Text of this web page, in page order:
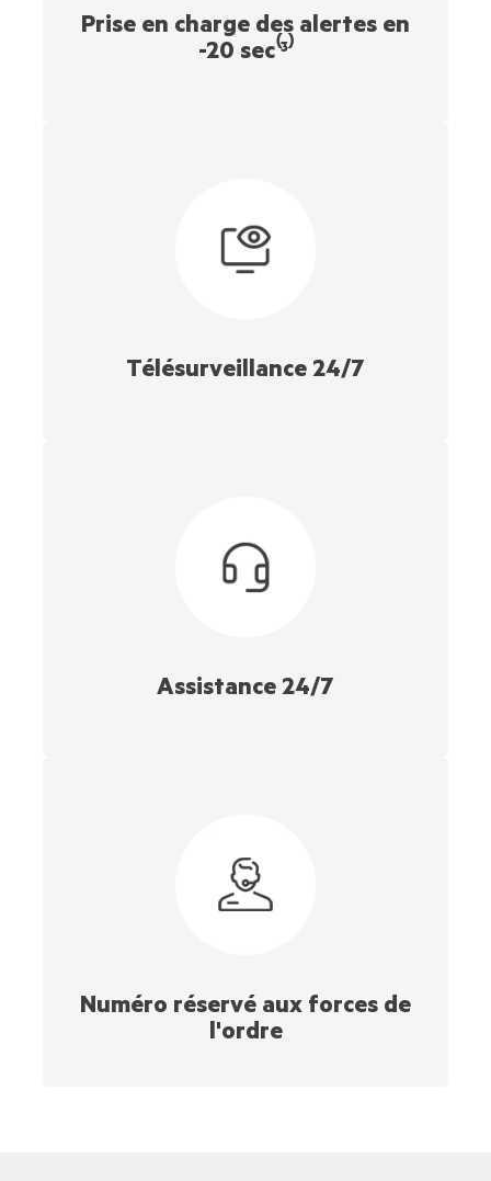
Prise en charge des alertes en
-20 sec⁽³⁾
Télésurveillance 24/7
Assistance 24/7
Numéro réservé aux forces de
l'ordre